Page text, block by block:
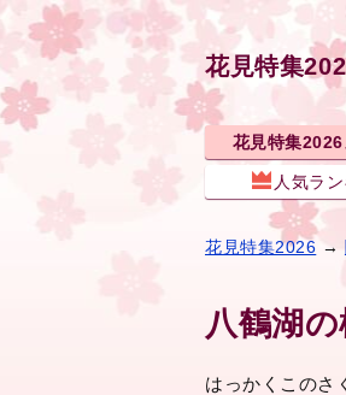
花見特集
花見特集
人気ラ
花見特集2026 →
八鶴湖
はっかくこのさ